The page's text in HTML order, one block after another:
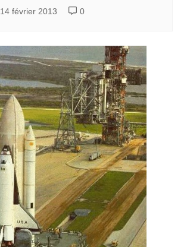
14 février 2013 0